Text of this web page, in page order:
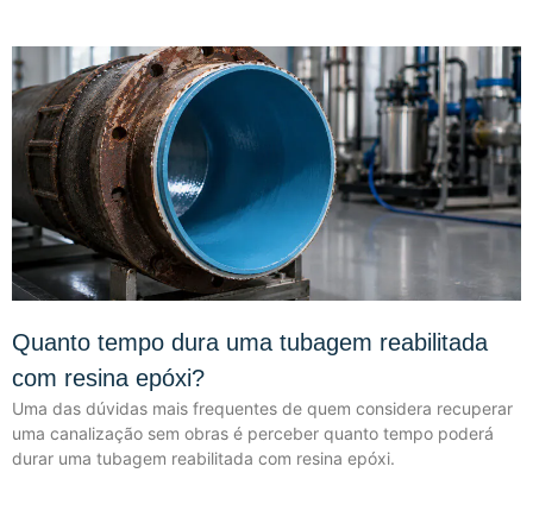
Quanto tempo dura uma tubagem reabilitada
com resina epóxi?
Uma das dúvidas mais frequentes de quem considera recuperar
uma canalização sem obras é perceber quanto tempo poderá
durar uma tubagem reabilitada com resina epóxi.